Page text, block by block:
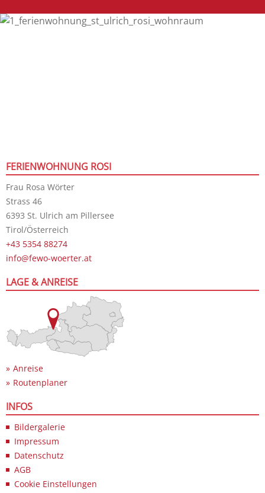
FERIENWOHNUNG ROSI
Frau Rosa Wörter
Strass 46
6393 St. Ulrich am Pillersee
Tirol/Österreich
+43 5354 88274
info@fewo-woerter.at
LAGE & ANREISE
Anreise
Routenplaner
INFOS
Bildergalerie
Impressum
Datenschutz
AGB
Cookie Einstellungen